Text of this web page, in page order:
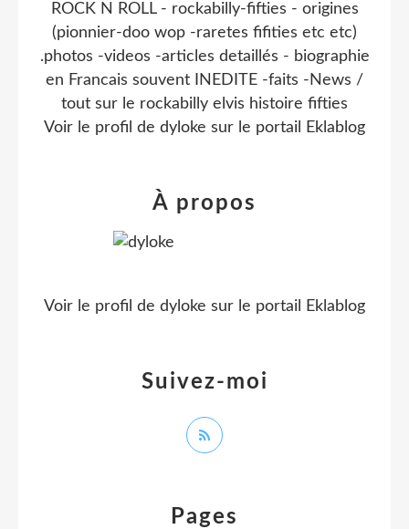
Pages
ROCK N ROLL - rockabilly-fifties - origines
(pionnier-doo wop -raretes fifities etc etc)
.photos -videos -articles detaillés - biographie
en Francais souvent INEDITE -faits -News /
tout sur le rockabilly elvis histoire fifties
Voir le profil de dyloke sur le portail Eklablog
Suivez-moi
À propos
Voir le profil de dyloke sur le portail Eklablog